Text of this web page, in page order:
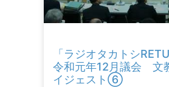
「ラジオタカトシ
令和元年12月議会 文
イジェスト⑥